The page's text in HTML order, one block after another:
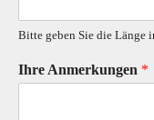
Bitte geben Sie die Länge
Ihre Anmerkungen *